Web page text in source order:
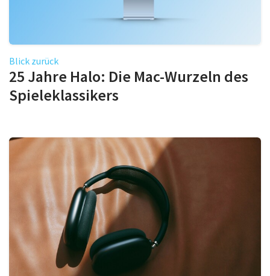
Blick zurück
25 Jahre Halo: Die Mac-Wurzeln des
Spieleklassikers